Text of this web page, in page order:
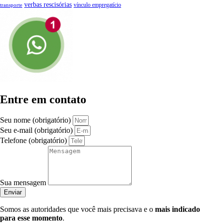
transporte verbas rescisórias vínculo empregatício
Entre em contato
Seu nome (obrigatório)
Seu e-mail (obrigatório)
Telefone (obrigatório)
Sua mensagem
Enviar
Somos as autoridades que você mais precisava e o mais indicado
para esse momento.